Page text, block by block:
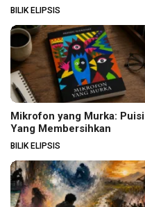
BILIK ELIPSIS
Mikrofon yang Murka: Puisi
Yang Membersihkan
BILIK ELIPSIS